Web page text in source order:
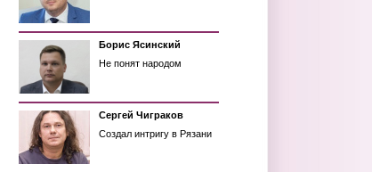
Борис Ясинский
Не понят народом
Сергей Чиграков
Создал интригу в Рязани